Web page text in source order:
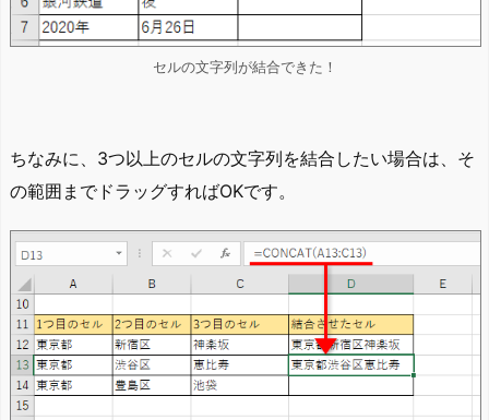
セルの文字列が結合できた！
ちなみに、3つ以上のセルの文字列を結合したい場合は、そ
の範囲までドラッグすればOKです。